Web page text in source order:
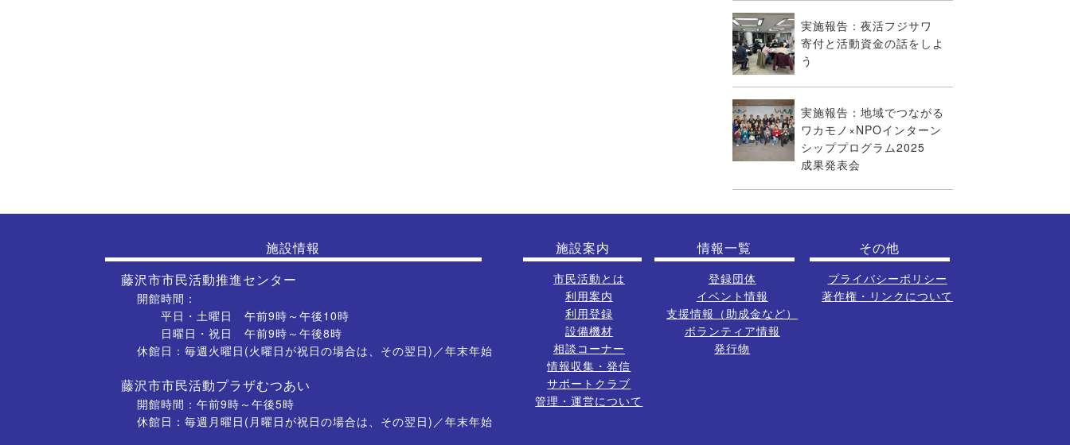
実施報告：夜活フジサワ
寄付と活動資金の話をしよ
う
実施報告：地域でつながる
ワカモノ×NPOインターン
シッププログラム2025
成果発表会
施設情報
藤沢市市民活動推進センター
開館時間：
平日・土曜日 午前9時～午後10時
日曜日・祝日 午前9時～午後8時
休館日：毎週火曜日(火曜日が祝日の場合は、その翌日)／年末年始
藤沢市市民活動プラザむつあい
開館時間：午前9時～午後5時
休館日：毎週月曜日(月曜日が祝日の場合は、その翌日)／年末年始
施設案内
市民活動とは
利用案内
利用登録
設備機材
相談コーナー
情報収集・発信
サポートクラブ
管理・運営について
情報一覧
登録団体
イベント情報
支援情報（助成金など）
ボランティア情報
発行物
その他
プライバシーポリシー
著作権・リンクについて